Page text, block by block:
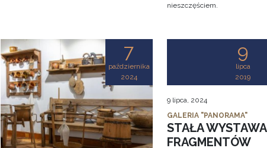
nieszczęściem.
7
października
2024
9
lipca
2019
9 lipca, 2024
GALERIA "PANORAMA"
STAŁA WYSTAWA
FRAGMENTÓW